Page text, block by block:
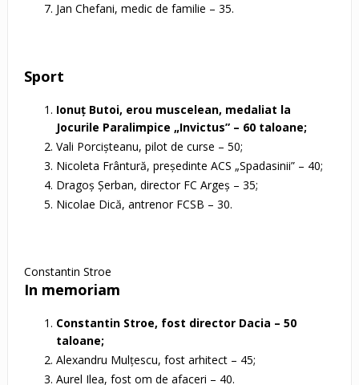
Jan Chefani, medic de familie – 35.
Sport
Ionuţ Butoi, erou muscelean, medaliat la
Jocurile Paralimpice „Invictus” – 60 taloane;
Vali Porcişteanu, pilot de curse – 50;
Nicoleta Frântură, preşedinte ACS „Spadasinii” – 40;
Dragoş Şerban, director FC Argeş – 35;
Nicolae Dică, antrenor FCSB – 30.
Constantin Stroe
In memoriam
Constantin Stroe, fost director Dacia – 50
taloane;
Alexandru Mulţescu, fost arhitect – 45;
Aurel Ilea, fost om de afaceri – 40.